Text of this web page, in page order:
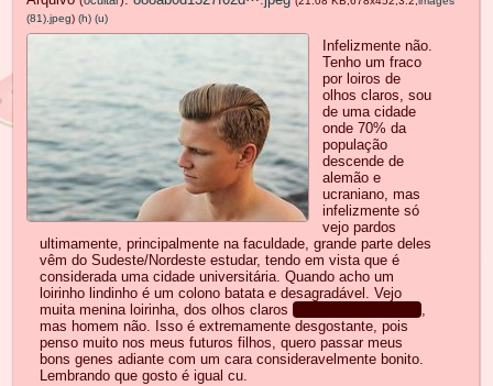
(81).jpeg) (h) (u)
Infelizmente não.
Tenho um fraco
por loiros de
olhos claros, sou
de uma cidade
onde 70% da
população
descende de
alemão e
ucraniano, mas
infelizmente só
vejo pardos
ultimamente, principalmente na faculdade, grande parte deles
vêm do Sudeste/Nordeste estudar, tendo em vista que é
considerada uma cidade universitária. Quando acho um
loirinho lindinho é um colono batata e desagradável. Vejo
muita menina loirinha, dos olhos claros
,
mas homem não. Isso é extremamente desgostante, pois
penso muito nos meus futuros filhos, quero passar meus
bons genes adiante com um cara consideravelmente bonito.
Lembrando que gosto é igual cu.